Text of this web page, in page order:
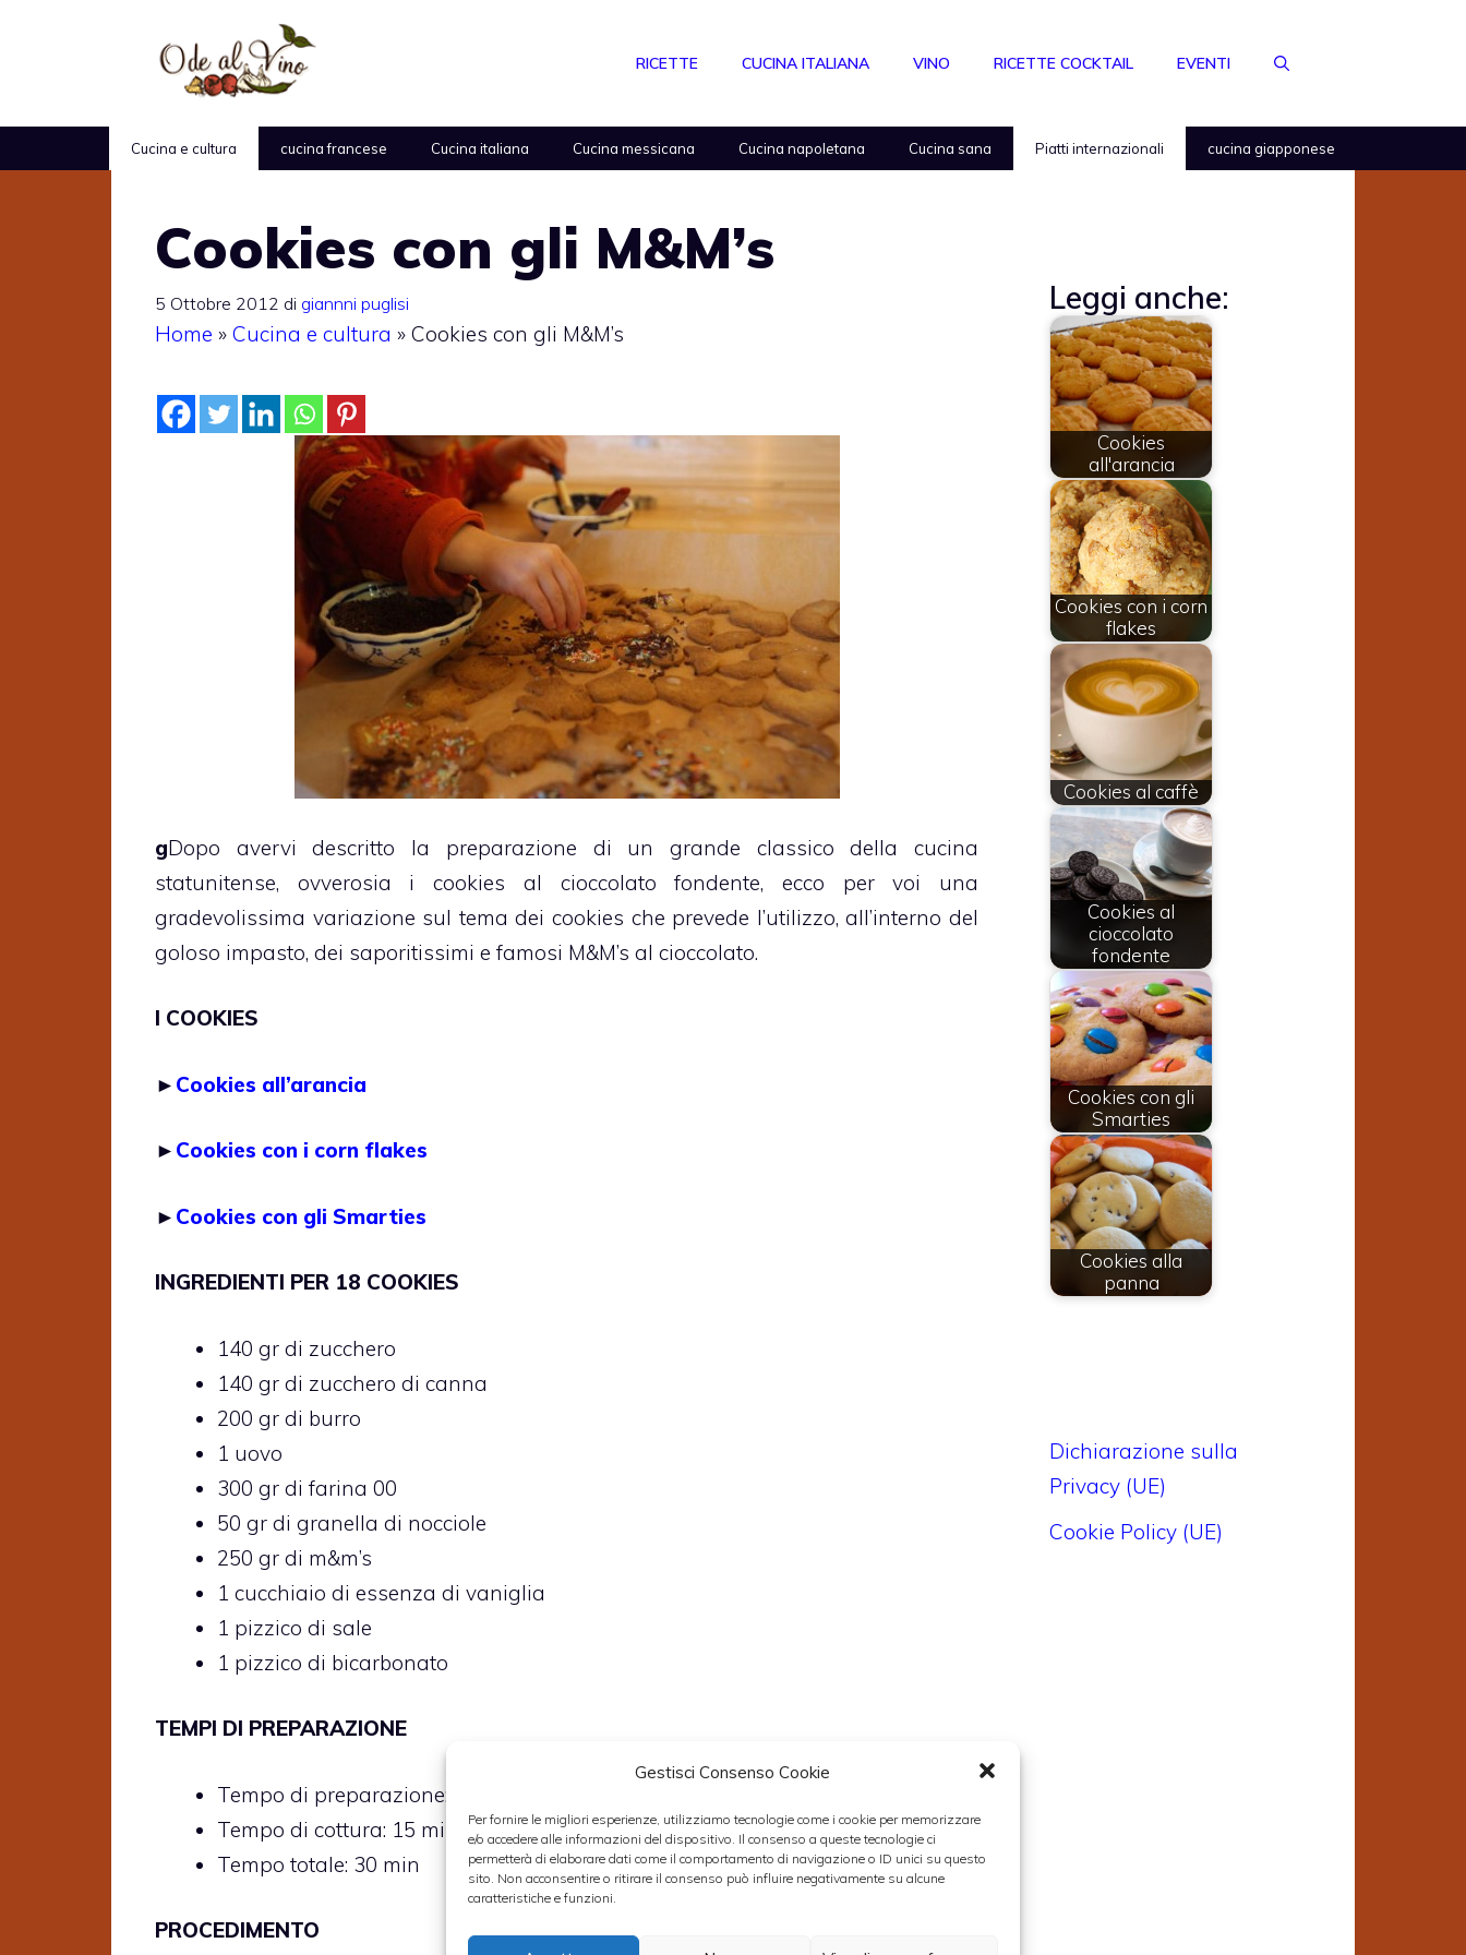
Gestisci Consenso Cookie
Per fornire le migliori esperienze, utilizziamo tecnologie come i cookie per memorizzare
e/o accedere alle informazioni del dispositivo. Il consenso a queste tecnologie ci
permetterà di elaborare dati come il comportamento di navigazione o ID unici su questo
sito. Non acconsentire o ritirare il consenso può influire negativamente su alcune
caratteristiche e funzioni.
RICETTE CUCINA ITALIANA VINO RICETTE COCKTAIL EVENTI
Cucina e cultura cucina francese Cucina italiana Cucina messicana Cucina napoletana Cucina sana Piatti internazionali cucina giapponese
Cookies con gli M&M’s
5 Ottobre 2012 di giannni puglisi
Home » Cucina e cultura » Cookies con gli M&M’s
gDopo avervi descritto la preparazione di un grande classico della cucina
statunitense, ovverosia i cookies al cioccolato fondente, ecco per voi una
gradevolissima variazione sul tema dei cookies che prevede l’utilizzo, all’interno del
goloso impasto, dei saporitissimi e famosi M&M’s al cioccolato.
I COOKIES
► Cookies all’arancia
► Cookies con i corn flakes
► Cookies con gli Smarties
INGREDIENTI PER 18 COOKIES
140 gr di zucchero
140 gr di zucchero di canna
200 gr di burro
1 uovo
300 gr di farina 00
50 gr di granella di nocciole
250 gr di m&m’s
1 cucchiaio di essenza di vaniglia
1 pizzico di sale
1 pizzico di bicarbonato
TEMPI DI PREPARAZIONE
Tempo di preparazione: 15 min
Tempo di cottura: 15 min
Tempo totale: 30 min
PROCEDIMENTO
Leggi anche:
Cookies
all'arancia
Cookies con i corn
flakes
Cookies al caffè
Cookies al
cioccolato
fondente
Cookies con gli
Smarties
Cookies alla
panna
Dichiarazione sulla
Privacy (UE)
Cookie Policy (UE)